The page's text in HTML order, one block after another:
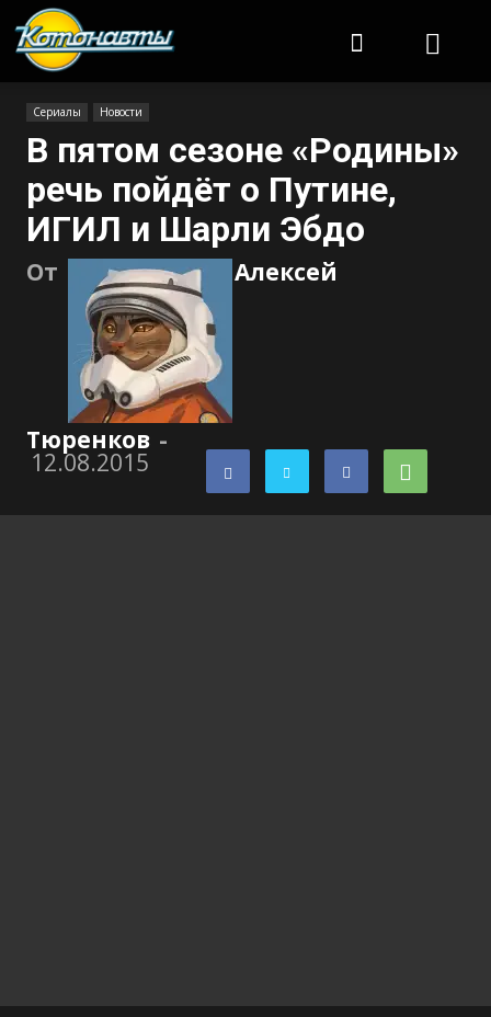
Сериалы Новости
В пятом сезоне «Родины»
речь пойдёт о Путине,
ИГИЛ и Шарли Эбдо
От Алексей
Тюренков -
12.08.2015